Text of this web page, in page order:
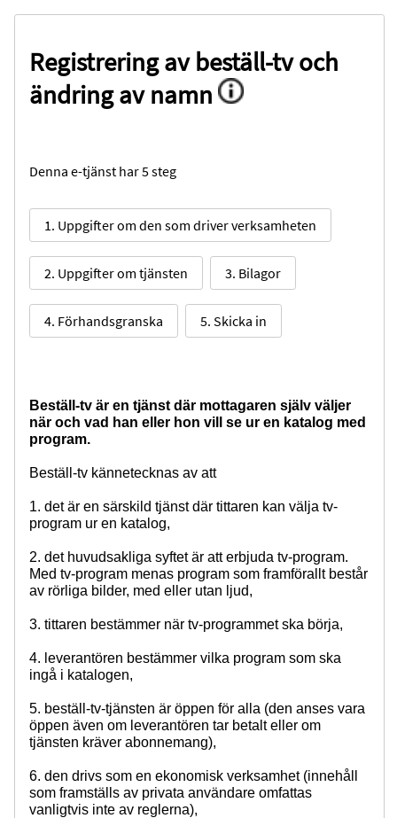
Registrering av beställ-tv och
ändring av namn
Denna e-tjänst har 5 steg
1. Uppgifter om den som driver verksamheten
2. Uppgifter om tjänsten 3. Bilagor
4. Förhandsgranska 5. Skicka in
Beställ-tv är en tjänst där mottagaren själv väljer
när och vad han eller hon vill se ur en katalog med
program.
Beställ-tv kännetecknas av att
1. det är en särskild tjänst där tittaren kan välja tv-
program ur en katalog,
2. det huvudsakliga syftet är att erbjuda tv-program.
Med tv-program menas program som framförallt består
av rörliga bilder, med eller utan ljud,
3. tittaren bestämmer när tv-programmet ska börja,
4. leverantören bestämmer vilka program som ska
ingå i katalogen,
5. beställ-tv-tjänsten är öppen för alla (den anses vara
öppen även om leverantören tar betalt eller om
tjänsten kräver abonnemang),
6. den drivs som en ekonomisk verksamhet (innehåll
som framställs av privata användare omfattas
vanligtvis inte av reglerna),